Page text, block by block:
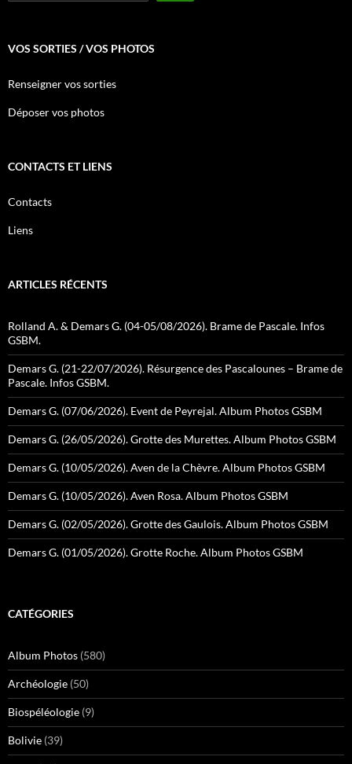
VOS SORTIES / VOS PHOTOS
Renseigner vos sorties
Déposer vos photos
CONTACTS ET LIENS
Contacts
Liens
ARTICLES RÉCENTS
Rolland A. & Demars G. (04-05/08/2026). Brame de Pascale. Infos
GSBM.
Demars G. (21-22/07/2026). Résurgence des Pascalounes – Brame de
Pascale. Infos GSBM.
Demars G. (07/06/2026). Event de Peyrejal. Album Photos GSBM
Demars G. (26/05/2026). Grotte des Murettes. Album Photos GSBM
Demars G. (10/05/2026). Aven de la Chèvre. Album Photos GSBM
Demars G. (10/05/2026). Aven Rosa. Album Photos GSBM
Demars G. (02/05/2026). Grotte des Gaulois. Album Photos GSBM
Demars G. (01/05/2026). Grotte Roche. Album Photos GSBM
CATÉGORIES
Album Photos (580)
Archéologie (50)
Biospéléologie (9)
Bolivie (39)